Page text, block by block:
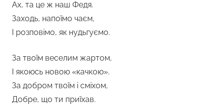
Ах, та це ж наш Федя.
Заходь, напоїмо чаєм,
І розповімо, як нудьгуємо.
За твоїм веселим жартом,
І якоюсь новою «качкою».
За добром твоїм і сміхом,
Добре, що ти приїхав.